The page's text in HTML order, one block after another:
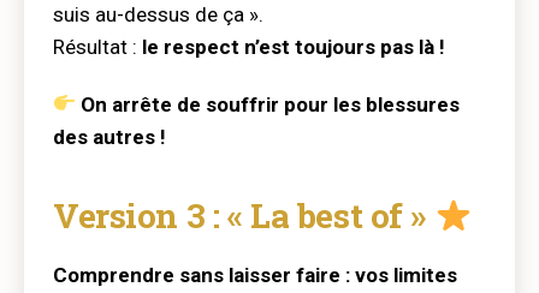
suis au-dessus de ça ».
Résultat : le respect n’est toujours pas là !
On arrête de souffrir pour les blessures
des autres !
Version 3 : « La best of »
Comprendre sans laisser faire : vos limites